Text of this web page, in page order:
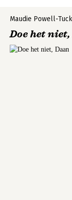
Maudie Powell-Tuck
Doe het